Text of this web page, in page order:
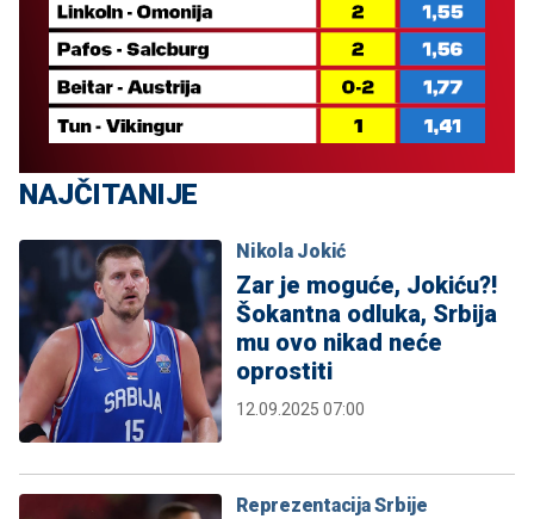
NAJČITANIJE
Nikola Jokić
Zar je moguće, Jokiću?!
Šokantna odluka, Srbija
mu ovo nikad neće
oprostiti
12.09.2025 07:00
Reprezentacija Srbije